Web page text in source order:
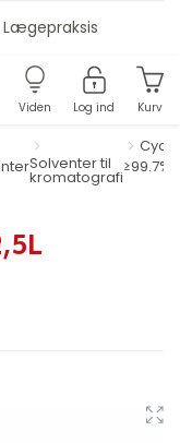
Lægepraksis
Viden Log ind Kurv
Solventer til
kromatografi
≥99.7%